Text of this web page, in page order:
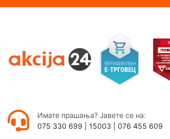
Имате прашања? Јавете се на:
075 330 699
15003 076 455 609